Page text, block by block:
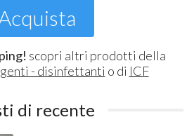
scopri altri prodotti della
- disinfettanti o di ICF
di recente